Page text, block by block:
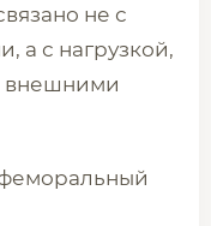
не с
а с нагрузкой,
внешними